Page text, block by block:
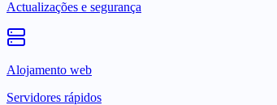
Actualizações e segurança
Alojamento web
Servidores rápidos